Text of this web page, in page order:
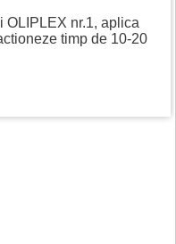
OLIPLEX nr.1, aplica
timp de 10-20